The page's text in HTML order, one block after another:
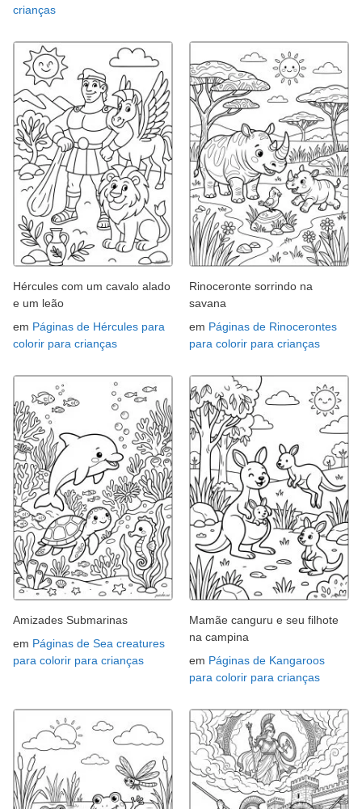
crianças
Hércules com um cavalo alado
e um leão
em Páginas de Hércules para
colorir para crianças
Rinoceronte sorrindo na
savana
em Páginas de Rinocerontes
para colorir para crianças
Amizades Submarinas
em Páginas de Sea creatures
para colorir para crianças
Mamãe canguru e seu filhote
na campina
em Páginas de Kangaroos
para colorir para crianças